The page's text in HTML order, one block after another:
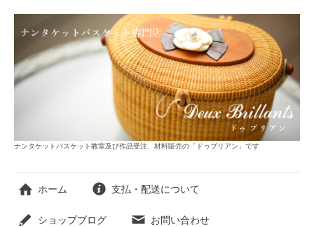
ナンタケットバスケット教室及び作品受注、材料販売の「ドゥブリアン」です
ホーム 支払・配送について
ショップブログ お問い合わせ